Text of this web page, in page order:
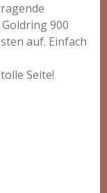
900
auf. Einfach
Seite!